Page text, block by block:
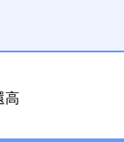
高